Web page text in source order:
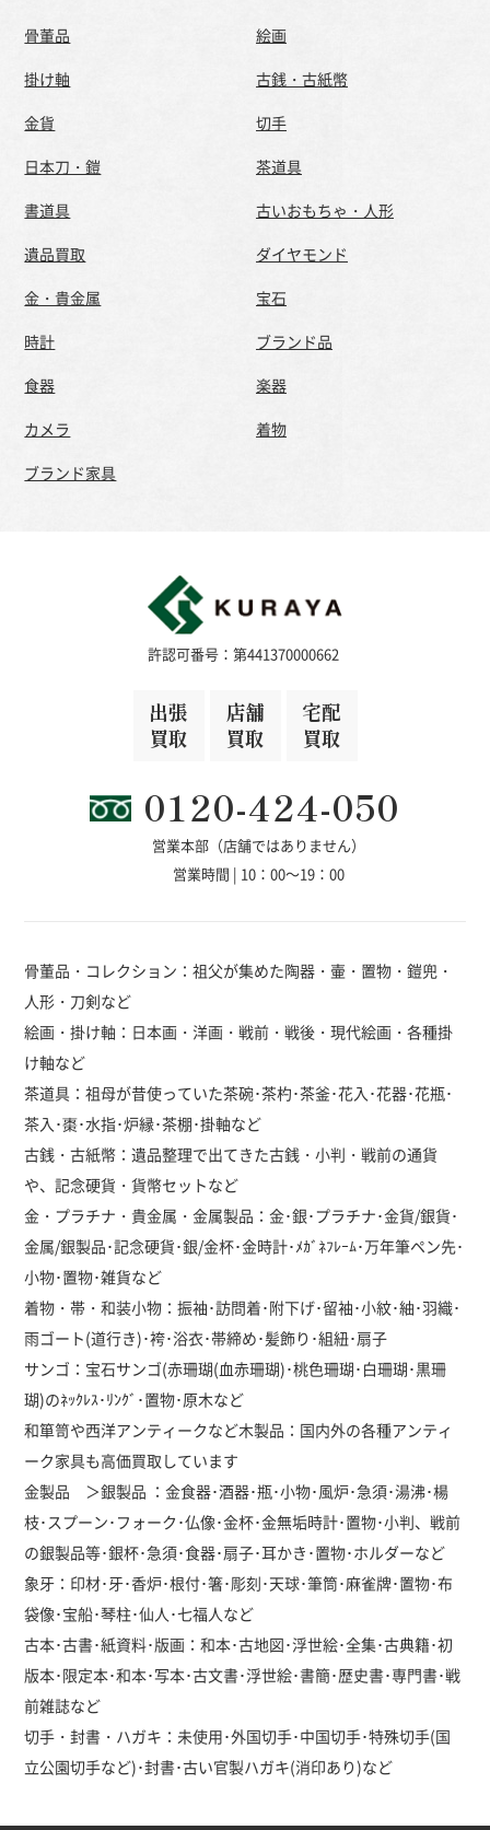
骨董品
絵画
掛け軸
古銭・古紙幣
金貨
切手
日本刀・鎧
茶道具
書道具
古いおもちゃ・人形
遺品買取
ダイヤモンド
金・貴金属
宝石
時計
ブランド品
食器
楽器
カメラ
着物
ブランド家具
許認可番号：第441370000662
出張
買取
店舗
買取
宅配
買取
0120-424-050
営業本部（店舗ではありません）
営業時間 | 10：00～19：00
骨董品・コレクション：祖父が集めた陶器・壷・置物・鎧兜・
人形・刀剣など
絵画・掛け軸：日本画・洋画・戦前・戦後・現代絵画・各種掛
け軸など
茶道具：祖母が昔使っていた茶碗･茶杓･茶釜･花入･花器･花瓶･
茶入･棗･水指･炉縁･茶棚･掛軸など
古銭・古紙幣：遺品整理で出てきた古銭・小判・戦前の通貨
や、記念硬貨・貨幣セットなど
金・プラチナ・貴金属・金属製品：金･銀･プラチナ･金貨/銀貨･
金属/銀製品･記念硬貨･銀/金杯･金時計･ﾒｶﾞﾈﾌﾚｰﾑ･万年筆ペン先･
小物･置物･雑貨など
着物・帯・和装小物：振袖･訪問着･附下げ･留袖･小紋･紬･羽織･
雨ゴート(道行き)･袴･浴衣･帯締め･髪飾り･組紐･扇子
サンゴ：宝石サンゴ(赤珊瑚(血赤珊瑚)･桃色珊瑚･白珊瑚･黒珊
瑚)のﾈｯｸﾚｽ･ﾘﾝｸﾞ･置物･原木など
和箪笥や西洋アンティークなど木製品：国内外の各種アンティ
ーク家具も高価買取しています
金製品 ＞銀製品 ：金食器･酒器･瓶･小物･風炉･急須･湯沸･楊
枝･スプーン･フォーク･仏像･金杯･金無垢時計･置物･小判、戦前
の銀製品等･銀杯･急須･食器･扇子･耳かき･置物･ホルダーなど
象牙：印材･牙･香炉･根付･箸･彫刻･天球･筆筒･麻雀牌･置物･布
袋像･宝船･琴柱･仙人･七福人など
古本･古書･紙資料･版画：和本･古地図･浮世絵･全集･古典籍･初
版本･限定本･和本･写本･古文書･浮世絵･書簡･歴史書･専門書･戦
前雑誌など
切手・封書・ハガキ：未使用･外国切手･中国切手･特殊切手(国
立公園切手など)･封書･古い官製ハガキ(消印あり)など